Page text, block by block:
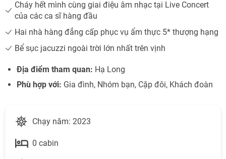
Cháy hết mình cùng giai điệu âm nhạc tại Live Concert
của các ca sĩ hàng đầu
Hai nhà hàng đẳng cấp phục vụ ẩm thực 5* thượng hạng
Bể sục jacuzzi ngoài trời lớn nhất trên vịnh
Địa điểm tham quan: Hạ Long
Phù hợp với: Gia đình, Nhóm bạn, Cặp đôi, Khách đoàn
Chạy năm: 2023
0 cabin
TƯ VẤN NGAY
TƯ VẤN NGAY
TƯ VẤN NGAY